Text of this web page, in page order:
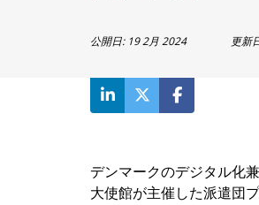
公開日: 19 2月 2024 更新
デンマークのデジタル化
大使館が主催した派遣団